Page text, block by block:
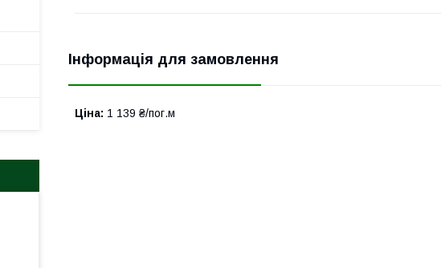
Інформація для замовлення
Ціна: 1 139 ₴/пог.м